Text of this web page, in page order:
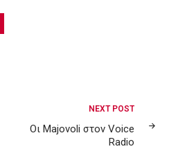
NEXT POST
Οι Majovoli στον Voice
Radio